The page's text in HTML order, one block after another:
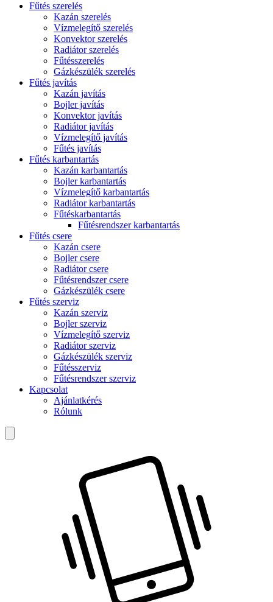
Fűtés szerelés
Kazán szerelés
Vízmelegítő szerelés
Konvektor szerelés
Radiátor szerelés
Fűtésszerelés
Gázkészülék szerelés
Fűtés javítás
Kazán javítás
Bojler javítás
Konvektor javítás
Radiátor javítás
Vízmelegítő javítás
Fűtés javítás
Fűtés karbantartás
Kazán karbantartás
Bojler karbantartás
Vízmelegítő karbantartás
Radiátor karbantartás
Fűtéskarbantartás
Fűtésrendszer karbantartás
Fűtés csere
Kazán csere
Bojler csere
Radiátor csere
Fűtésrendszer csere
Gázkészülék csere
Fűtés szerviz
Kazán szerviz
Bojler szerviz
Vízmelegítő szerviz
Radiátor szerviz
Gázkészülék szerviz
Fűtésszerviz
Fűtésrendszer szerviz
Kapcsolat
Ajánlatkérés
Rólunk